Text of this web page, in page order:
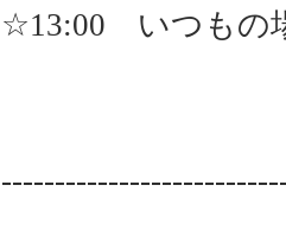
☆13:00 いつもの